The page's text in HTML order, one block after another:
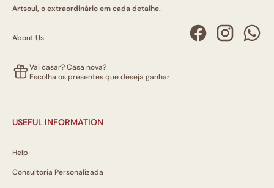
Artsoul, o extraordinário em cada detalhe.
About Us
Vai casar? Casa nova?
Escolha os presentes que deseja ganhar
USEFUL INFORMATION
Help
Consultoria Personalizada